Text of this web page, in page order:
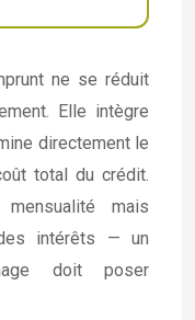
ne se réduit
Elle intègre
directement le
total du crédit.
mais
intérêts — un
doit poser